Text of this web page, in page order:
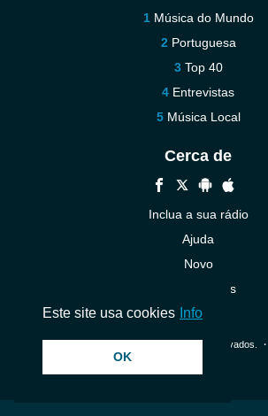
Música do Mundo
Portuguesa
Top 40
Entrevistas
Música Local
Cerca de
Inclua a sua rádio
Ajuda
Novo
Contacte-nos
© 2026 InstantAudio. Todos os direitos reservados. ・
Este site usa cookies Info
OK